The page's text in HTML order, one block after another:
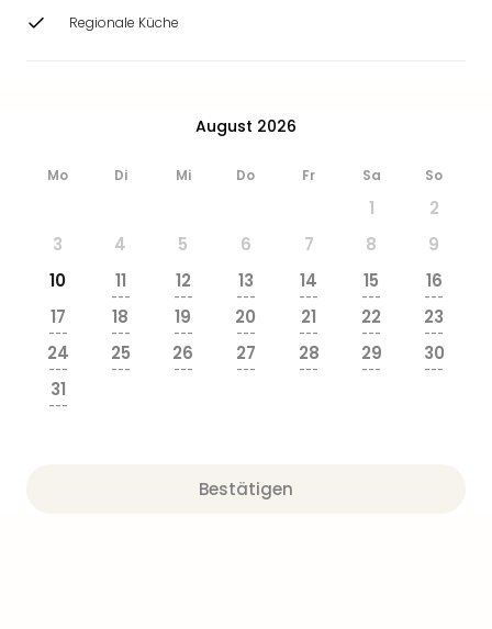
Regionale Küche
August 2026
Mo Di Mi Do Fr Sa So
1
2
3
4 5 6 7 8
9
10
11
---
12
---
13
---
14
---
15
---
16
---
17
---
18
---
19
---
20
---
21
---
22
---
23
---
24
---
25
---
26
---
27
---
28
---
29
---
30
---
31
---
Bestätigen